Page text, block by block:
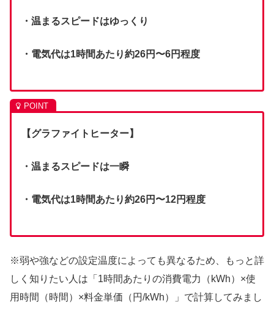
・温まるスピードはゆっくり
・電気代は1時間あたり約26円〜6円程度
【グラファイトヒーター】
・温まるスピードは一瞬
・電気代は1時間あたり約26円〜12円程度
※弱や強などの設定温度によっても異なるため、もっと詳
しく知りたい人は「1時間あたりの消費電力（kWh）×使
用時間（時間）×料金単価（円/kWh）」で計算してみまし